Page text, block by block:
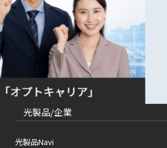
光製品/企業
光製品Navi